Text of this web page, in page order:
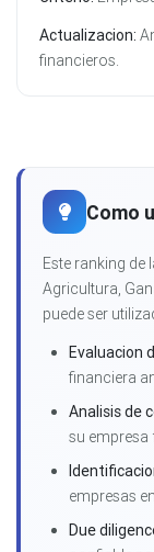
Actualizacion:
financieros.
Como
Este ranking
Agricultura,
puede ser
Evaluacion
financiera
Analisis de
su empresa
empresas
Due